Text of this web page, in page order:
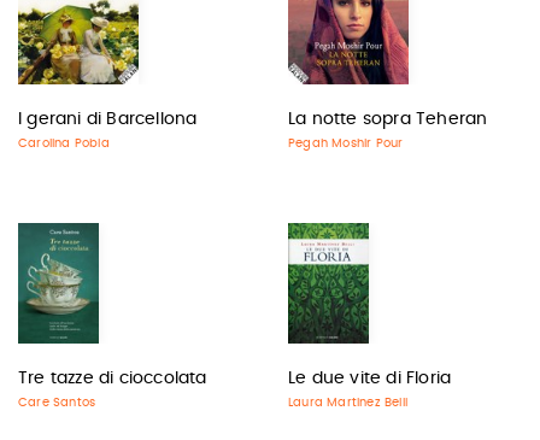
I gerani di Barcellona
Carolina Pobla
La notte sopra Teheran
Pegah Moshir Pour
Tre tazze di cioccolata
Care Santos
Le due vite di Floria
Laura Martinez Belli